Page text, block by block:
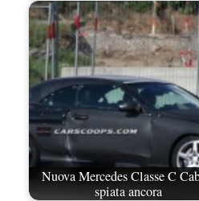
Nuova Mercedes Classe C
spiata ancora